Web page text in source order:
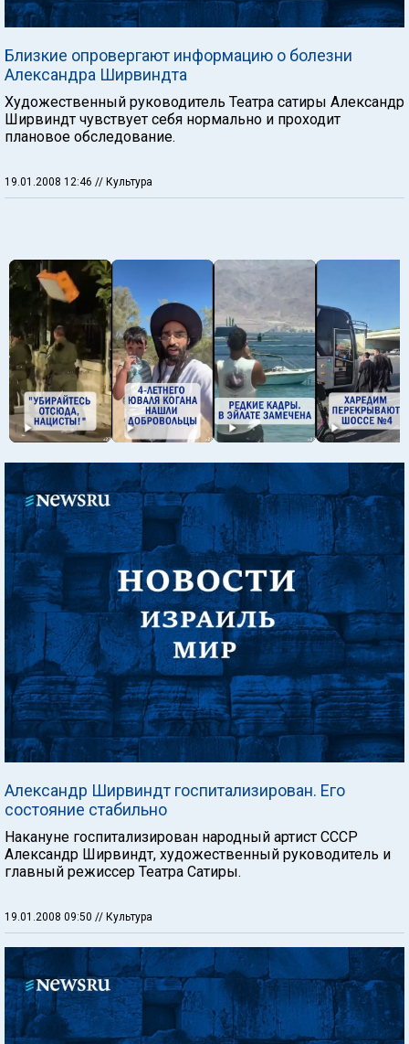
Близкие опровергают информацию о болезни
Александра Ширвиндта
Художественный руководитель Театра сатиры Александр
Ширвиндт чувствует себя нормально и проходит
плановое обследование.
19.01.2008 12:46 // Культура
Александр Ширвиндт госпитализирован. Его
состояние стабильно
Накануне госпитализирован народный артист СССР
Александр Ширвиндт, художественный руководитель и
главный режиссер Театра Сатиры.
19.01.2008 09:50 // Культура